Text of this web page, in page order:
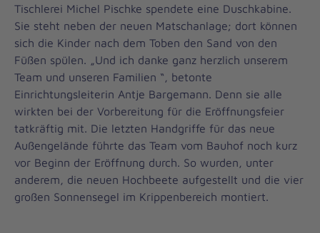
Tischlerei Michel Pischke spendete eine Duschkabine.
Sie steht neben der neuen Matschanlage; dort können
sich die Kinder nach dem Toben den Sand von den
Füßen spülen. „Und ich danke ganz herzlich unserem
Team und unseren Familien “, betonte
Einrichtungsleiterin Antje Bargemann. Denn sie alle
wirkten bei der Vorbereitung für die Eröffnungsfeier
tatkräftig mit. Die letzten Handgriffe für das neue
Außengelände führte das Team vom Bauhof noch kurz
vor Beginn der Eröffnung durch. So wurden, unter
anderem, die neuen Hochbeete aufgestellt und die vier
großen Sonnensegel im Krippenbereich montiert.